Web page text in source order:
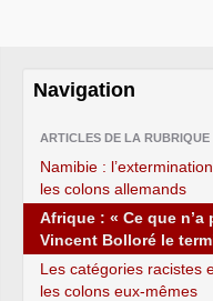
Navigation
ARTICLES DE LA RUBRIQUE
Namibie :
les colons allemands
Afrique : « Ce que
Vincent Bolloré le
Les catégories racistes
les colons eux-mêmes